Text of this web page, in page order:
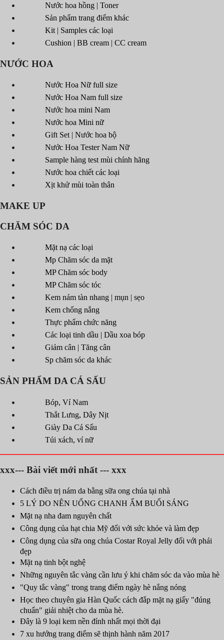
Nước hoa hồng | Toner
Sản phẩm trang điểm khác
Kit | Samples các loại
Cushion | BB cream | CC cream
NƯỚC HOA
Nước Hoa Nữ full size
Nước Hoa Nam full size
Nước hoa mini Nam
Nước hoa Mini nữ
Gift Set | Nước hoa bộ
Nước Hoa Tester Nam Nữ
Sample hàng test mùi chính hãng
Nước hoa chiết các loại
Xịt khử mùi toàn thân
MAKE UP
CHĂM SÓC DA
Mặt nạ các loại
Mp Chăm sóc da mặt
MP Chăm sóc body
MP Chăm sóc tóc
Kem nám tàn nhang | mụn | sẹo
Kem chống nắng
Thực phẩm chức năng
Các loại tinh dầu | Dầu xoa bóp
Giảm cân | Tăng cân
Sp chăm sóc da khác
SẢN PHẨM DA CÁ SẤU
Bóp, Ví Nam
Thắt Lưng, Dây Nịt
Giày Da Cá Sấu
Túi xách, ví nữ
xxx--- Bài viết mới nhất --- xxx
Cách điều trị nám da bằng sữa ong chúa tại nhà
5 LÝ DO NÊN UỐNG CHANH ẤM BUỔI SÁNG
Mặt nạ nha đam nguyên chất
Công dụng của hạt chia Mỹ đối với sức khỏe và làm đẹp
Công dụng của sữa ong chúa Costar Royal Jelly đối với phái
đẹp
Mặt nạ tinh bột nghệ
Những nguyên tắc vàng cần lưu ý khi chăm sóc da vào mùa hè
"Quy tắc vàng" trong trang điểm ngày hè nắng nóng
Học theo chuyên gia Hàn Quốc cách đắp mặt nạ giấy "đúng
chuẩn" giải nhiệt cho da mùa hè.
Đây là 9 loại kem nền đỉnh nhất mọi thời đại
7 xu hướng trang điểm sẽ thịnh hành năm 2017